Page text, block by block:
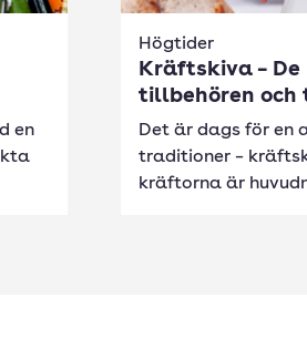
en
Högtider
Kräftskiva –
tillbehören och
Det är dags för en
traditioner –
kräftorna är